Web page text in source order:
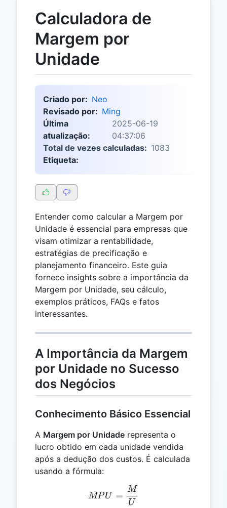
Calculadora de
Margem por
Unidade
Criado por: Neo
Revisado por: Ming
Última
atualização:
2025-06-19
04:37:06
Total de vezes calculadas: 1083
Etiqueta:
Entender como calcular a Margem por
Unidade é essencial para empresas que
visam otimizar a rentabilidade,
estratégias de precificação e
planejamento financeiro. Este guia
fornece insights sobre a importância da
Margem por Unidade, seu cálculo,
exemplos práticos, FAQs e fatos
interessantes.
A Importância da Margem
por Unidade no Sucesso
dos Negócios
Conhecimento Básico Essencial
A Margem por Unidade representa o
lucro obtido em cada unidade vendida
após a dedução dos custos. É calculada
usando a fórmula:
MPU = \frac{M}{U}
MPU =
U
M